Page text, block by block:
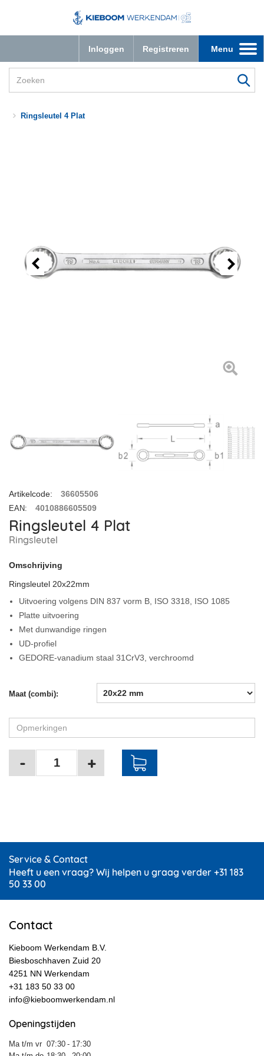
Inloggen Registreren
Toggle
navigation
Menu
Ringsleutel 4 Plat
Artikelcode: 36605506
EAN: 4010886605509
Ringsleutel 4 Plat
Ringsleutel
Omschrijving
Ringsleutel 20x22mm
Uitvoering volgens DIN 837 vorm B, ISO 3318, ISO 1085
Platte uitvoering
Met dunwandige ringen
UD-profiel
GEDORE-vanadium staal 31CrV3, verchroomd
Maat (combi):
Service & Contact
Heeft u een vraag? Wij helpen u graag verder +31 183
50 33 00
Contact
Kieboom Werkendam B.V.
Biesboschhaven Zuid 20
4251 NN Werkendam
+31 183 50 33 00
info@kieboomwerkendam.nl
Openingstijden
Ma t/m vr 07:30 - 17:30